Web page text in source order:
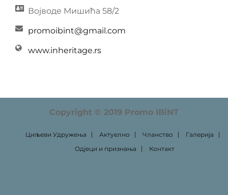
Војводе Мишића 58/2
promoibint@gmail.com
www.inheritage.rs
Copyright © 2019 Promo IBiNT
Циљеви Удружења Актуелно Чланство
Галерија
Одјеци и признања
Контакт